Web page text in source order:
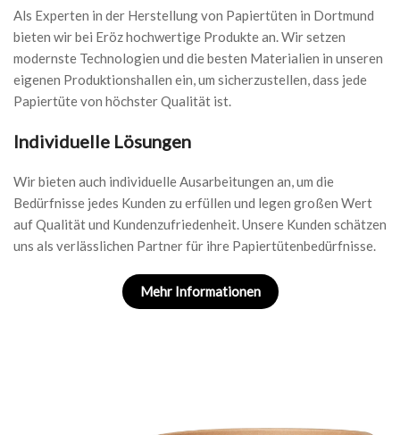
Als Experten in der Herstellung von Papiertüten in Dortmund
bieten wir bei Eröz hochwertige Produkte an. Wir setzen
modernste Technologien und die besten Materialien in unseren
eigenen Produktionshallen ein, um sicherzustellen, dass jede
Papiertüte von höchster Qualität ist.
Individuelle Lösungen
Wir bieten auch individuelle Ausarbeitungen an, um die
Bedürfnisse jedes Kunden zu erfüllen und legen großen Wert
auf Qualität und Kundenzufriedenheit. Unsere Kunden schätzen
uns als verlässlichen Partner für ihre Papiertütenbedürfnisse.
Mehr Informationen